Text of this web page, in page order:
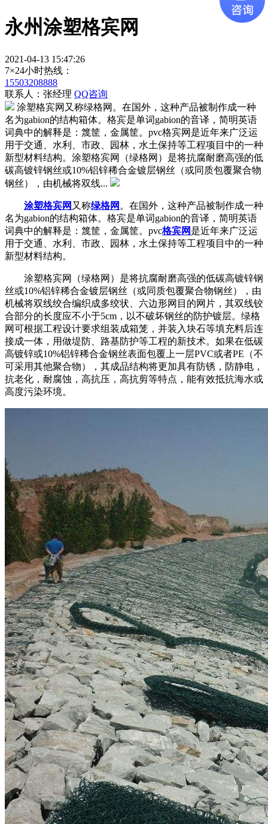
永州涂塑格宾网
2021-04-13 15:47:26
7×24小时热线：
15503208888
联系人：张经理 QQ咨询
涂塑格宾网又称绿格网。在国外，这种产品被制作成一种
名为gabion的结构箱体。格宾是单词gabion的音译，简明英语
词典中的解释是：篾筐，金属筐。pvc格宾网是近年来广泛运
用于交通、水利、市政、园林，水土保持等工程项目中的一种
新型材料结构。涂塑格宾网（绿格网）是将抗腐耐磨高强的低
碳高镀锌钢丝或10%铝锌稀合金镀层钢丝（或同质包覆聚合物
钢丝），由机械将双线...
涂塑格宾网 又称绿格网 。在国外，这种产品被制作成一种
名为gabion的结构箱体。格宾是单词gabion的音译，简明英语
词典中的解释是：篾筐，金属筐。pvc格宾网是近年来广泛运
用于交通、水利、市政、园林，水土保持等工程项目中的一种
新型材料结构。
涂塑格宾网（绿格网）是将抗腐耐磨高强的低碳高镀锌钢
丝或10%铝锌稀合金镀层钢丝（或同质包覆聚合物钢丝），由
机械将双线绞合编织成多绞状、六边形网目的网片，其双线铰
合部分的长度应不小于5cm，以不破坏钢丝的防护镀层。绿格
网可根据工程设计要求组装成箱笼，并装入块石等填充料后连
接成一体，用做堤防、路基防护等工程的新技术。如果在低碳
高镀锌或10%铝锌稀合金钢丝表面包覆上一层PVC或者PE（不
可采用其他聚合物），其成品结构将更加具有防锈，防静电，
抗老化，耐腐蚀，高抗压，高抗剪等特点，能有效抵抗海水或
高度污染环境。